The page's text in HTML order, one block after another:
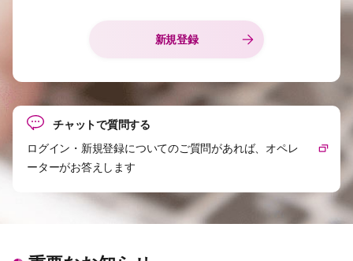
新規登録
チャットで質問する
ログイン・新規登録についてのご質問があれば、オペレ
ーターがお答えします